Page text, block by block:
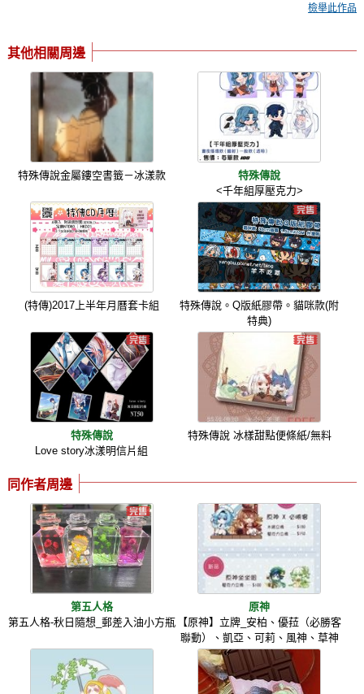
檢舉此作品
其他相關周邊
特殊傳說金屬鏤空書籤－冰漾款
特殊傳說
<千年組厚壓克力>
(特傳)2017上半年月曆套卡組
特殊傳說。Q版紙膠帶。貓咪款(附
特典)
特殊傳說
Love story冰漾明信片組
特殊傳說 冰樣甜點便條紙/無料
同作者周邊
第五人格
第五人格-秋日隨想_郵差入油小方瓶
原神
【原神】立牌_安柏、優菈（必勝客
聯動）、凱亞、可莉、風神、草神